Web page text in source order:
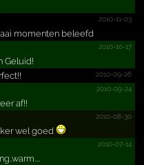
2010-11-03
momenten beleefd
2010-10-17
Geluid!
2010-09-26
2010-09-24
af!!
2010-08-30
wel goed
2010-07-14